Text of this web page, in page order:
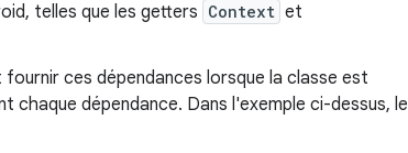
telles que les getters Context et
ces dépendances lorsque la classe est
dépendance. Dans l'exemple ci-dessus, le